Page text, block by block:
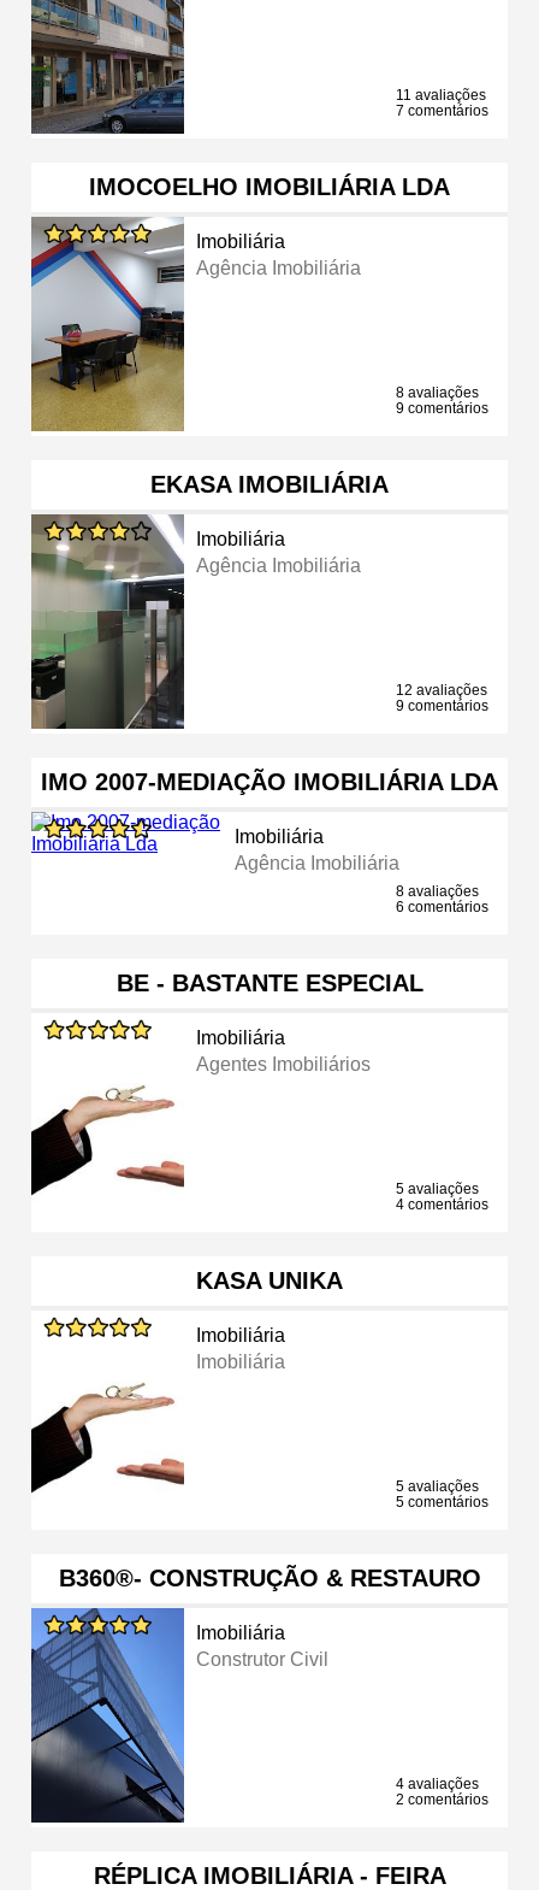
11 avaliações
7 comentários
IMOCOELHO IMOBILIÁRIA LDA
Imobiliária
Agência Imobiliária
8 avaliações
9 comentários
EKASA IMOBILIÁRIA
Imobiliária
Agência Imobiliária
12 avaliações
9 comentários
IMO 2007-MEDIAÇÃO IMOBILIÁRIA LDA
Imobiliária
Agência Imobiliária
8 avaliações
6 comentários
BE - BASTANTE ESPECIAL
Imobiliária
Agentes Imobiliários
5 avaliações
4 comentários
KASA UNIKA
Imobiliária
Imobiliária
5 avaliações
5 comentários
B360®- CONSTRUÇÃO & RESTAURO
Imobiliária
Construtor Civil
4 avaliações
2 comentários
RÉPLICA IMOBILIÁRIA - FEIRA